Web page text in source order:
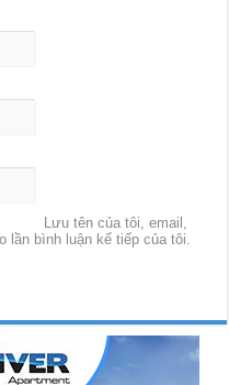
Lưu tên của tôi, email,
lần bình luận kế tiếp của tôi.